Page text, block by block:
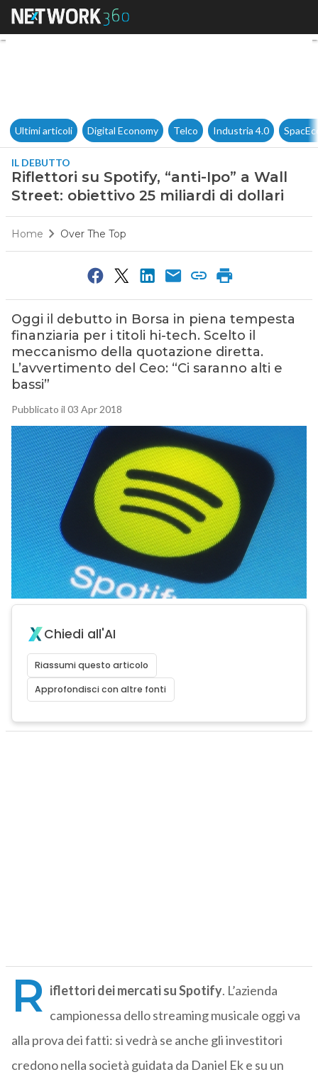
Riflettori su Spotify, “anti-
Ultimi articoli Digital Economy Telco Industria 4.0
IL DEBUTTO
Riflettori su Spotify, “anti-Ipo” a Wall
Street: obiettivo 25 miliardi di dollari
Home Over The Top
Oggi il debutto in Borsa in piena tempesta
finanziaria per i titoli hi-tech. Scelto il
meccanismo della quotazione diretta.
L’avvertimento del Ceo: “Ci saranno alti e
bassi”
Pubblicato il 03 Apr 2018
Chiedi all'AI
Riassumi questo articolo
Approfondisci con altre fonti
R iflettori dei mercati su Spotify. L’azienda
campionessa dello streaming musicale oggi va
alla prova dei fatti: si vedrà se anche gli investitori
credono nella società guidata da Daniel Ek e su un